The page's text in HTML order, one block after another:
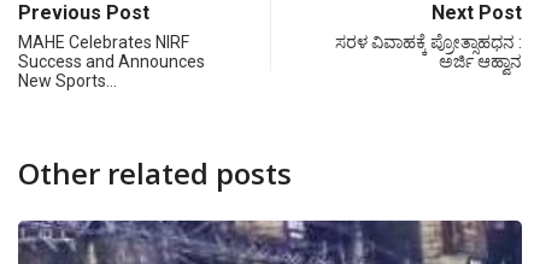
Previous Post
MAHE Celebrates NIRF
Success and Announces
New Sports…
Next Post
ಸರಳ ವಿವಾಹಕ್ಕೆ ಪ್ರೋತ್ಸಾಹಧನ :
ಅರ್ಜಿ ಆಹ್ವಾನ
Other related posts